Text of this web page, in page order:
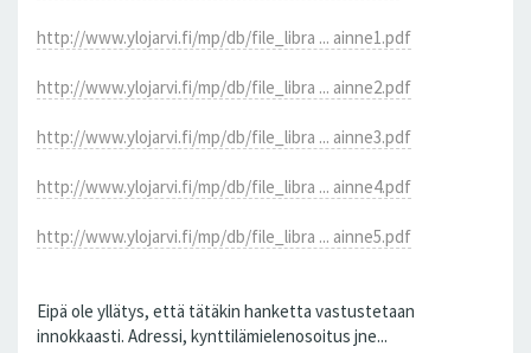
http://www.ylojarvi.fi/mp/db/file_libra ... ainne1.pdf
http://www.ylojarvi.fi/mp/db/file_libra ... ainne2.pdf
http://www.ylojarvi.fi/mp/db/file_libra ... ainne3.pdf
http://www.ylojarvi.fi/mp/db/file_libra ... ainne4.pdf
http://www.ylojarvi.fi/mp/db/file_libra ... ainne5.pdf
Eipä ole yllätys, että tätäkin hanketta vastustetaan
innokkaasti. Adressi, kynttilämielenosoitus jne...